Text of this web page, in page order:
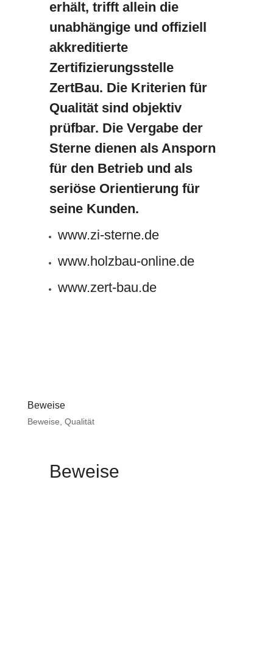
erhält, trifft allein die
unabhängige und offiziell
akkreditierte
Zertifizierungsstelle
ZertBau. Die Kriterien für
Qualität sind objektiv
prüfbar. Die Vergabe der
Sterne dienen als Ansporn
für den Betrieb und als
seriöse Orientierung für
seine Kunden.
www.zi-sterne.de
www.holzbau-online.de
www.zert-bau.de
Beweise
Beweise Qualität
Beweise